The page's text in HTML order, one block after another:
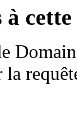
à
la